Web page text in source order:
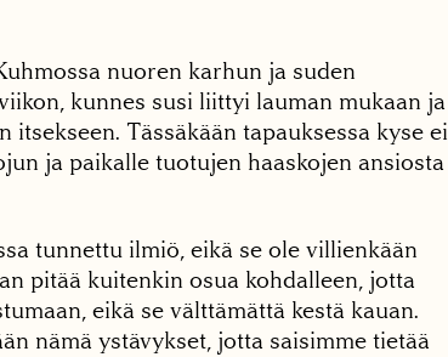
nuoren karhun ja suden
kunnes susi liittyi lauman mukaan ja
Tässäkään tapauksessa kyse ei
ja paikalle tuotujen haaskojen ansiosta
tunnettu ilmiö, eikä se ole villienkään
pitää kuitenkin osua kohdalleen, jotta
eikä se välttämättä kestä kauan.
nämä ystävykset, jotta saisimme tietää